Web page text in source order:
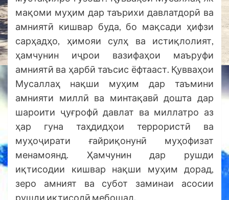
мақоми муҳим дар таърихи давлатдорӣ ва
амниятӣ кишвар буда, бо мақсади ҳифзи
сарҳадҳо, ҳимояи сулҳ ва истиқлолият,
ҳамчунин иҷрои вазифаҳои маъруфи
амниятӣ ва ҳарбӣ таъсис ёфтааст. Қувваҳои
Мусаллаҳ нақши муҳим дар таъмини
амнияти миллӣ ва минтақавӣ дошта дар
шароити ҷуғрофӣ давлат ва миллатро аз
ҳар гуна таҳдидҳои террористӣ ва
муҳоҷирати ғайриқонунӣ муҳофизат
менамоянд. Ҳамчунин дар рушди
иқтисодии кишвар нақши муҳим дорад,
зеро амният ва субот заминаи асосии
рушди иқтисодӣ мебошад.